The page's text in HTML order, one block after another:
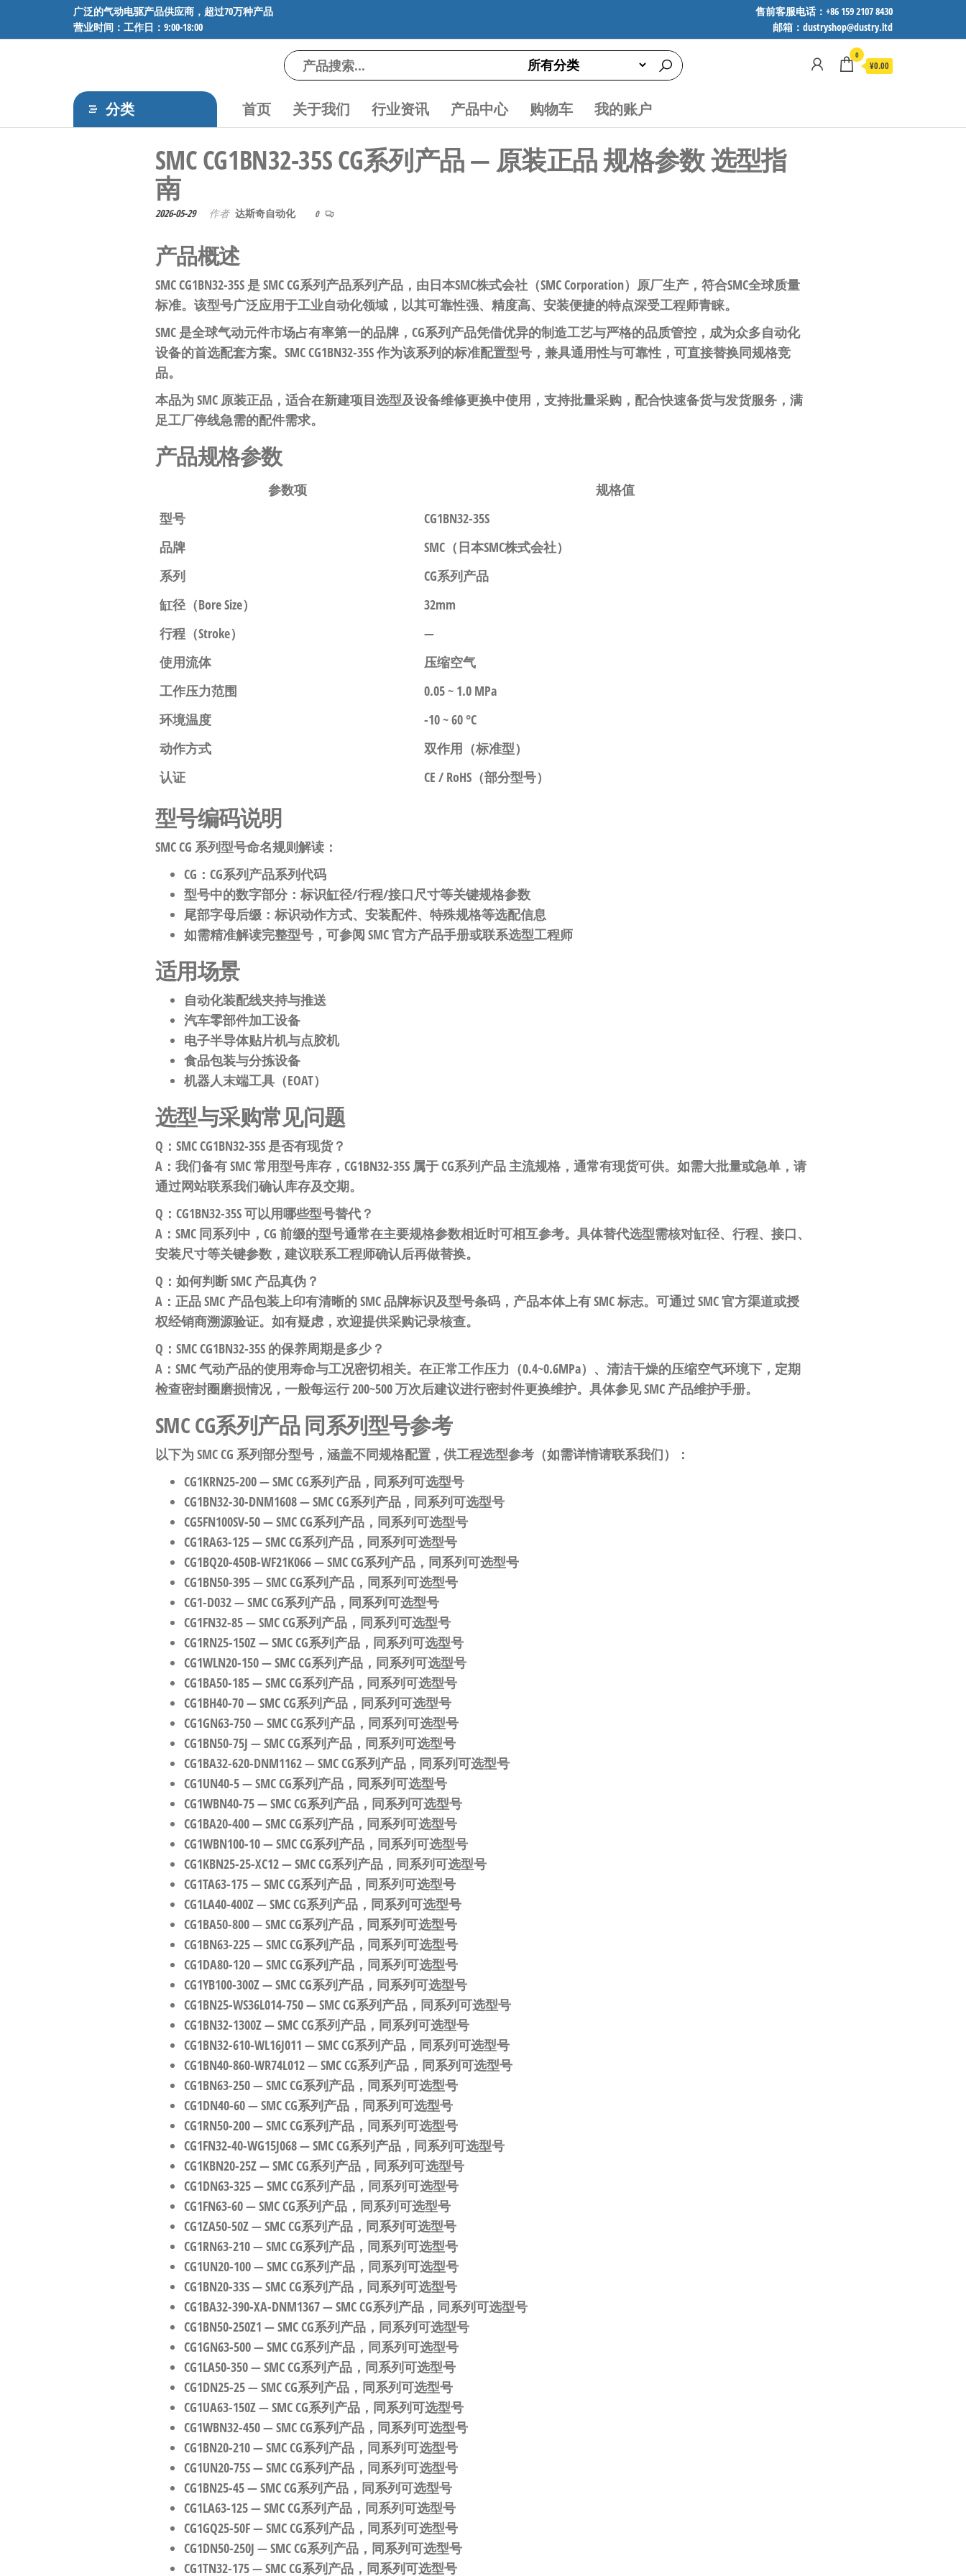
广泛的气动电驱产品供应商，超过70万种产品
营业时间：工作日：9:00-18:00
售前客服电话：+86 159 2107 8430
邮箱：dustryshop@dustry.ltd
动
电
SMC、
FESTO、
NORGREN、
0
¥0.00
分类 首页 关于我们 行业资讯 产品中心 购物车 我的账户
SMC CG1BN32-35S CG系列产品 — 原装正品 规格参数 选型指
南
2026-05-29 作者 达斯奇自动化 0
产品概述
SMCCG1BN32-35S 是 SMCCG系列产品系列产品，由日本SMC株式会社（SMC Corporation）原厂生产，符合SMC全球质量
标准。该型号广泛应用于工业自动化领域，以其可靠性强、精度高、安装便捷的特点深受工程师青睐。
SMC 是全球气动元件市场占有率第一的品牌，CG系列产品凭借优异的制造工艺与严格的品质管控，成为众多自动化
设备的首选配套方案。SMC CG1BN32-35S 作为该系列的标准配置型号，兼具通用性与可靠性，可直接替换同规格竞
品。
本品为 SMC 原装正品，适合在新建项目选型及设备维修更换中使用，支持批量采购，配合快速备货与发货服务，满
足工厂停线急需的配件需求。
产品规格参数
参数项
规格值
型号
CG1BN32-35S
品牌
SMC（日本SMC株式会社）
系列
CG系列产品
缸径（Bore Size）
32mm
行程（Stroke）
—
使用流体
压缩空气
工作压力范围
0.05 ~ 1.0 MPa
环境温度
-10 ~ 60 °C
动作方式
双作用（标准型）
认证
CE / RoHS（部分型号）
型号编码说明
SMC CG 系列型号命名规则解读：
CG ：CG系列产品系列代码
型号中的数字部分：标识缸径/行程/接口尺寸等关键规格参数
尾部字母后缀：标识动作方式、安装配件、特殊规格等选配信息
如需精准解读完整型号，可参阅 SMC 官方产品手册或联系选型工程师
适用场景
自动化装配线夹持与推送
汽车零部件加工设备
电子半导体贴片机与点胶机
食品包装与分拣设备
机器人末端工具（EOAT）
选型与采购常见问题
Q：SMC CG1BN32-35S 是否有现货？
A：我们备有 SMC 常用型号库存，CG1BN32-35S 属于 CG系列产品 主流规格，通常有现货可供。如需大批量或急单，请
通过网站联系我们确认库存及交期。
Q：CG1BN32-35S 可以用哪些型号替代？
A：SMC 同系列中，CG 前缀的型号通常在主要规格参数相近时可相互参考。具体替代选型需核对缸径、行程、接口、
安装尺寸等关键参数，建议联系工程师确认后再做替换。
Q：如何判断 SMC 产品真伪？
A：正品 SMC 产品包装上印有清晰的 SMC 品牌标识及型号条码，产品本体上有 SMC 标志。可通过 SMC 官方渠道或授
权经销商溯源验证。如有疑虑，欢迎提供采购记录核查。
Q：SMC CG1BN32-35S 的保养周期是多少？
A：SMC 气动产品的使用寿命与工况密切相关。在正常工作压力（0.4~0.6MPa）、清洁干燥的压缩空气环境下，定期
检查密封圈磨损情况，一般每运行 200~500 万次后建议进行密封件更换维护。具体参见 SMC 产品维护手册。
SMC CG系列产品 同系列型号参考
以下为 SMC CG 系列部分型号，涵盖不同规格配置，供工程选型参考（如需详情请联系我们）：
CG1KRN25-200— SMC CG系列产品，同系列可选型号
CG1BN32-30-DNM1608— SMC CG系列产品，同系列可选型号
CG5FN100SV-50— SMC CG系列产品，同系列可选型号
CG1RA63-125— SMC CG系列产品，同系列可选型号
CG1BQ20-450B-WF21K066— SMC CG系列产品，同系列可选型号
CG1BN50-395— SMC CG系列产品，同系列可选型号
CG1-D032— SMC CG系列产品，同系列可选型号
CG1FN32-85— SMC CG系列产品，同系列可选型号
CG1RN25-150Z— SMC CG系列产品，同系列可选型号
CG1WLN20-150— SMC CG系列产品，同系列可选型号
CG1BA50-185— SMC CG系列产品，同系列可选型号
CG1BH40-70— SMC CG系列产品，同系列可选型号
CG1GN63-750— SMC CG系列产品，同系列可选型号
CG1BN50-75J — SMC CG系列产品，同系列可选型号
CG1BA32-620-DNM1162— SMC CG系列产品，同系列可选型号
CG1UN40-5— SMC CG系列产品，同系列可选型号
CG1WBN40-75— SMC CG系列产品，同系列可选型号
CG1BA20-400— SMC CG系列产品，同系列可选型号
CG1WBN100-10— SMC CG系列产品，同系列可选型号
CG1KBN25-25-XC12— SMC CG系列产品，同系列可选型号
CG1TA63-175— SMC CG系列产品，同系列可选型号
CG1LA40-400Z— SMC CG系列产品，同系列可选型号
CG1BA50-800— SMC CG系列产品，同系列可选型号
CG1BN63-225— SMC CG系列产品，同系列可选型号
CG1DA80-120— SMC CG系列产品，同系列可选型号
CG1YB100-300Z— SMC CG系列产品，同系列可选型号
CG1BN25-WS36L014-750— SMC CG系列产品，同系列可选型号
CG1BN32-1300Z— SMC CG系列产品，同系列可选型号
CG1BN32-610-WL16J011 — SMC CG系列产品，同系列可选型号
CG1BN40-860-WR74L012— SMC CG系列产品，同系列可选型号
CG1BN63-250— SMC CG系列产品，同系列可选型号
CG1DN40-60— SMC CG系列产品，同系列可选型号
CG1RN50-200— SMC CG系列产品，同系列可选型号
CG1FN32-40-WG15J068— SMC CG系列产品，同系列可选型号
CG1KBN20-25Z— SMC CG系列产品，同系列可选型号
CG1DN63-325— SMC CG系列产品，同系列可选型号
CG1FN63-60— SMC CG系列产品，同系列可选型号
CG1ZA50-50Z— SMC CG系列产品，同系列可选型号
CG1RN63-210— SMC CG系列产品，同系列可选型号
CG1UN20-100— SMC CG系列产品，同系列可选型号
CG1BN20-33S— SMC CG系列产品，同系列可选型号
CG1BA32-390-XA-DNM1367— SMC CG系列产品，同系列可选型号
CG1BN50-250Z1 — SMC CG系列产品，同系列可选型号
CG1GN63-500— SMC CG系列产品，同系列可选型号
CG1LA50-350— SMC CG系列产品，同系列可选型号
CG1DN25-25— SMC CG系列产品，同系列可选型号
CG1UA63-150Z— SMC CG系列产品，同系列可选型号
CG1WBN32-450— SMC CG系列产品，同系列可选型号
CG1BN20-210— SMC CG系列产品，同系列可选型号
CG1UN20-75S— SMC CG系列产品，同系列可选型号
CG1BN25-45— SMC CG系列产品，同系列可选型号
CG1LA63-125— SMC CG系列产品，同系列可选型号
CG1GQ25-50F— SMC CG系列产品，同系列可选型号
CG1DN50-250J — SMC CG系列产品，同系列可选型号
CG1TN32-175— SMC CG系列产品，同系列可选型号